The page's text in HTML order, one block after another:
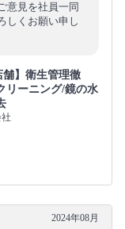
意見を社員一同
しくお願い申し
舗】衛生管理徹
リーニング/鏡の水
2024年08月